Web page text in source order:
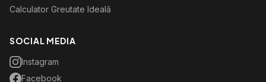
Calculator Greutate Ideală
SOCIAL MEDIA
Instagram
Facebook